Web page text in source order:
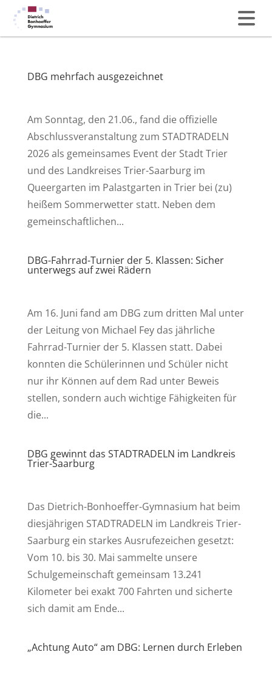
DBG mehrfach ausgezeichnet
Am Sonntag, den 21.06., fand die offizielle
Abschlussveranstaltung zum STADTRADELN
2026 als gemeinsames Event der Stadt Trier
und des Landkreises Trier-Saarburg im
Queergarten im Palastgarten in Trier bei (zu)
heißem Sommerwetter statt. Neben dem
gemeinschaftlichen...
DBG-Fahrrad-Turnier der 5. Klassen: Sicher
unterwegs auf zwei Rädern
Am 16. Juni fand am DBG zum dritten Mal unter
der Leitung von Michael Fey das jährliche
Fahrrad-Turnier der 5. Klassen statt. Dabei
konnten die Schülerinnen und Schüler nicht
nur ihr Können auf dem Rad unter Beweis
stellen, sondern auch wichtige Fähigkeiten für
die...
DBG gewinnt das STADTRADELN im Landkreis
Trier-Saarburg
Das Dietrich-Bonhoeffer-Gymnasium hat beim
diesjährigen STADTRADELN im Landkreis Trier-
Saarburg ein starkes Ausrufezeichen gesetzt:
Vom 10. bis 30. Mai sammelte unsere
Schulgemeinschaft gemeinsam 13.241
Kilometer bei exakt 700 Fahrten und sicherte
sich damit am Ende...
„Achtung Auto“ am DBG: Lernen durch Erleben